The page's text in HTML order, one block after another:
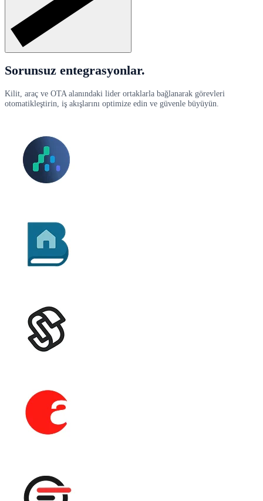
Sorunsuz entegrasyonlar.
Kilit, araç ve OTA alanındaki lider ortaklarla bağlanarak görevleri
otomatikleştirin, iş akışlarını optimize edin ve güvenle büyüyün.